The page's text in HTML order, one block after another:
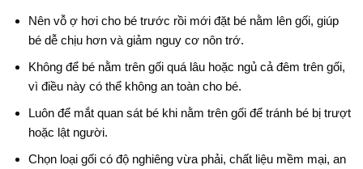
Nên vỗ ợ hơi cho bé trước rồi mới đặt bé nằm lên gối, giúp
bé dễ chịu hơn và giảm nguy cơ nôn trớ.
Không để bé nằm trên gối quá lâu hoặc ngủ cả đêm trên gối,
vì điều này có thể không an toàn cho bé.
Luôn để mắt quan sát bé khi nằm trên gối để tránh bé bị trượt
hoặc lật người.
Chọn loại gối có độ nghiêng vừa phải, chất liệu mềm mại, an